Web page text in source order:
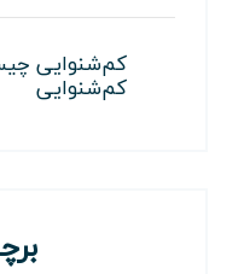
کم‌شنوایی
کم‌شنوایی